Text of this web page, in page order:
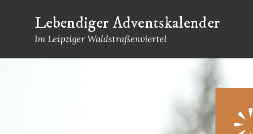
Lebendiger Adventskalender
Im Leipziger Waldstraßenviertel